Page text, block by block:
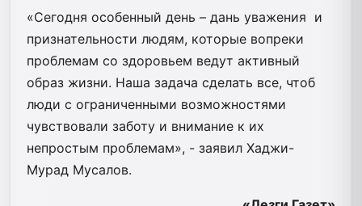
«Сегодня особенный день – дань уважения и
признательности людям, которые вопреки
проблемам со здоровьем ведут активный
образ жизни. Наша задача сделать все, чтоб
люди с ограниченными возможностями
чувствовали заботу и внимание к их
непростым проблемам», - заявил Хаджи-
Мурад Мусалов.